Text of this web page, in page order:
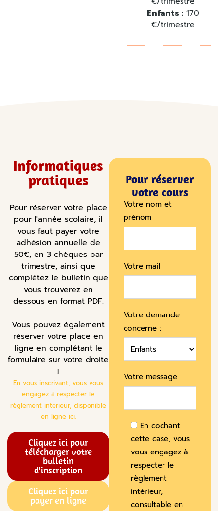
Enfants : 170
€/trimestre
Informatiques
pratiques
Pour réserver votre place
pour l'année scolaire, il
vous faut payer votre
adhésion annuelle de
50€, en 3 chèques par
trimestre, ainsi que
complétez le bulletin que
vous trouverez en
dessous en format PDF.
Vous pouvez également
réserver votre place en
ligne en complétant le
formulaire sur votre droite
!
En vous inscrivant, vous vous
engagez à respecter le
règlement intérieur, disponible
en ligne ici.
Cliquez ici pour
télécharger votre
bulletin
d'inscription
Cliquez ici pour
payer en ligne
Pour réserver
votre cours
Votre nom et
prénom
Votre mail
Votre demande
concerne :
Votre message
En cochant
cette case, vous
vous engagez à
respecter le
règlement
intérieur,
consultable en